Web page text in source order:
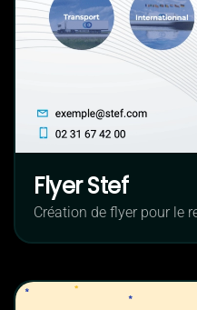
Flyer Stef
Création de flyer pour le